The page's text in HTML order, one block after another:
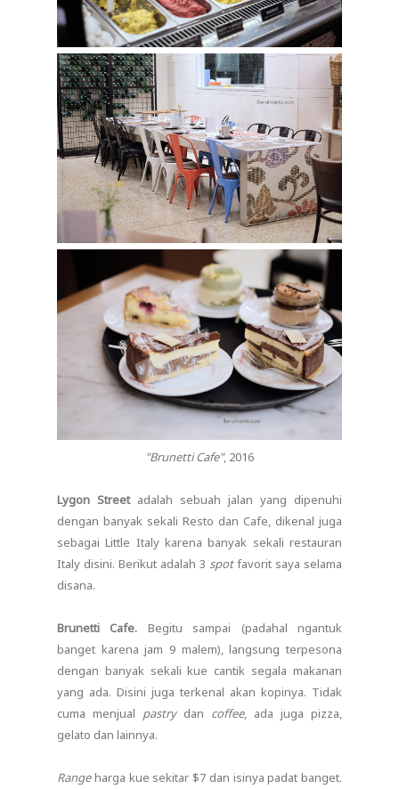
"Brunetti Cafe", 2016
Lygon Streetadalah sebuah jalan yang dipenuhi
dengan banyak sekali Resto dan Cafe, dikenal juga
sebagai Little Italy karena banyak sekali restauran
Italy disini. Berikut adalah 3 spotfavorit saya selama
disana.
Brunetti Cafe. Begitu sampai (padahal ngantuk
banget karena jam 9 malem), langsung terpesona
dengan banyak sekali kue cantik segala makanan
yang ada. Disini juga terkenal akan kopinya. Tidak
cuma menjual pastrydan coffee, ada juga pizza,
gelato dan lainnya.
Rangeharga kue sekitar $7 dan isinya padat banget.